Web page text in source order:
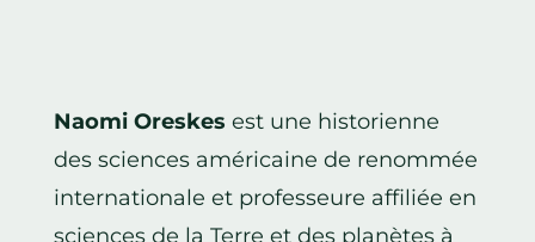
Naomi Oreskes est une historienne
des sciences américaine de renommée
internationale et professeure affiliée en
sciences de la Terre et des planètes à